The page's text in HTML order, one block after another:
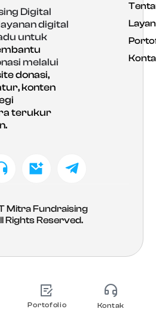
Digital
digital
untuk
melalui
donasi,
konten
terukur
Mitra Fundraising
Rights Reserved.
Portofolio Kontak